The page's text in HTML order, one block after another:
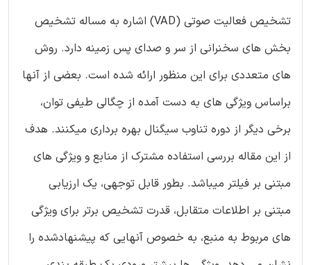
تشخیص فعالیت صوتی (VAD) اشاره به مساله تشخیص
بخش های سخنرانی از سر و صدای پس زمینه دارد. روش
های متعددی برای این منظور ارائه شده است. بعضی از آنها
براساس ویژگی های به دست آمده از چگالی طیفی توان،
برخی دیگر از دوره تناوب سیگنال بهره برداری میکنند. هدف
از این مقاله بررسی استفاده مشترک از منابع و ویژگی های
مبتنی بر فیلتر میباشد. بطور قابل توجهی، یک ارزیابی
مبتنی بر اطلاعات متقابل، قدرت تشخیص برتر برای ویژگی
های مربوط به منبع، به خصوص آنهایی که پیشنهادشده را